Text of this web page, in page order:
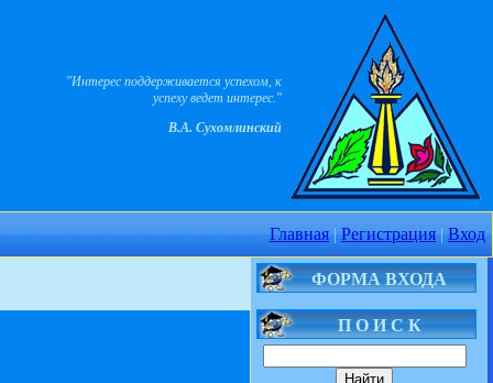
"Интерес поддерживается успехом, к
успеху ведет интерес."
В.А. Сухомлинский
Главная|Регистрация|Вход
ФОРМА ВХОДА
П О И С К